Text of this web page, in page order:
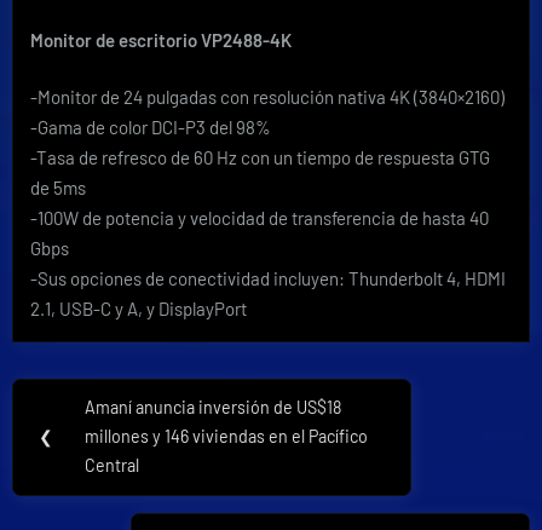
Monitor de escritorio VP2488-4K
-Monitor de 24 pulgadas con resolución nativa 4K (3840×2160)
-Gama de color DCI-P3 del 98%
-Tasa de refresco de 60 Hz con un tiempo de respuesta GTG
de 5ms
-100W de potencia y velocidad de transferencia de hasta 40
Gbps
-Sus opciones de conectividad incluyen: Thunderbolt 4, HDMI
2.1, USB-C y A, y DisplayPort
Navegación
de
entradas
❮
Previous
Post:
Amaní anuncia inversión de US$18
millones y 146 viviendas en el Pacífico
Central